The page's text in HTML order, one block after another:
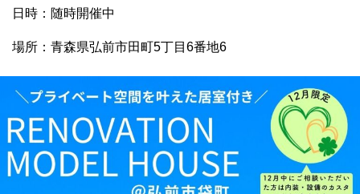
日時：随時開催中
場所：青森県弘前市田町5丁目6番地6